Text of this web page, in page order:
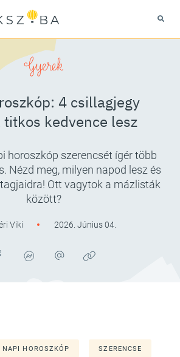
Gyerek
4 csillagjegy
titkos kedvence lesz
horoszkóp szerencsét ígér több
Nézd meg, milyen napod lesz és
Ott vagytok a mázlisták
között?
Viki 2026. Június 04.
NAPI HOROSZKÓP SZERENCSE